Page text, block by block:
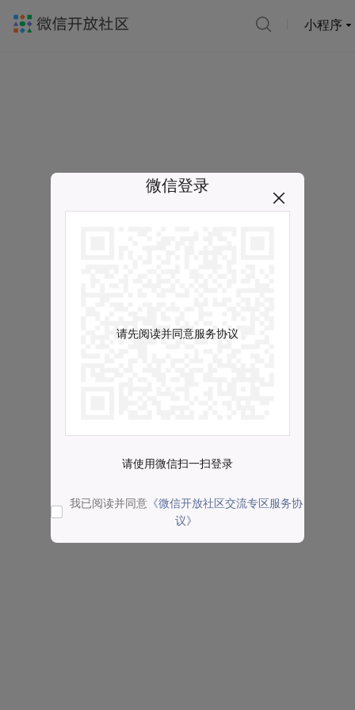
小程序
微信登录
请先阅读并同意服务协议
请使用微信扫一扫登录
我已阅读并同意 《微信开放社区交流专区服务协
议》